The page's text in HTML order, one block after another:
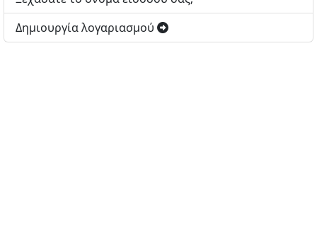
Δημιουργία λογαριασμού